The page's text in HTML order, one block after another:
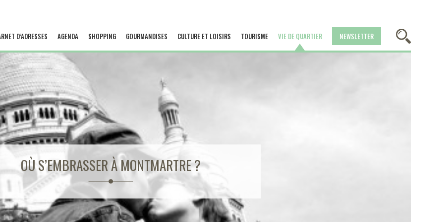
D’ADRESSES AGENDA SHOPPING GOURMANDISES CULTURE ET LOISIRS TOURISME VIE DE QUARTIER NEWSLETTER
OÙ S’EMBRASSER À MONTMARTRE ?